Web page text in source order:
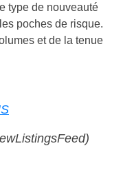
type de nouveauté
poches de risque.
et de la tenue